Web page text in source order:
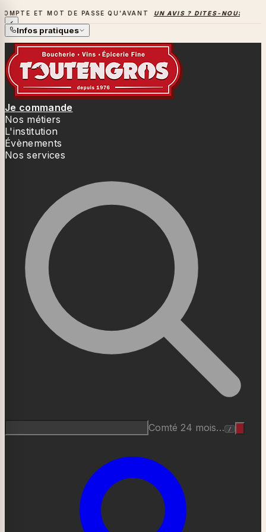
DE PASSE QU'AVANT UN AVIS ? DITES-NOUS TOUT →
Infos pratiques
Je commande
Nos métiers
L'institution
Évènements
Nos services
Comté 24 mois… /